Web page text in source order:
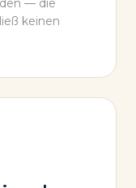
— die
keinen